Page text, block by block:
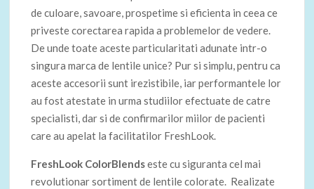
de culoare, savoare, prospetime si eficienta in ceea ce
priveste corectarea rapida a problemelor de vedere.
De unde toate aceste particularitati adunate intr-o
singura marca de lentile unice? Pur si simplu, pentru ca
aceste accesorii sunt irezistibile, iar performantele lor
au fost atestate in urma studiilor efectuate de catre
specialisti, dar si de confirmarilor miilor de pacienti
care au apelat la facilitatilor FreshLook.
FreshLook ColorBlendseste cu siguranta cel mai
revolutionar sortiment de lentile colorate. Realizate